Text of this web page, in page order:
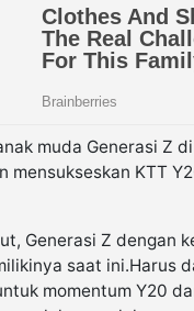
muda Generasi Z
mensukseskan KTT
Generasi Z dengan
saat ini.Harus
momentum Y20